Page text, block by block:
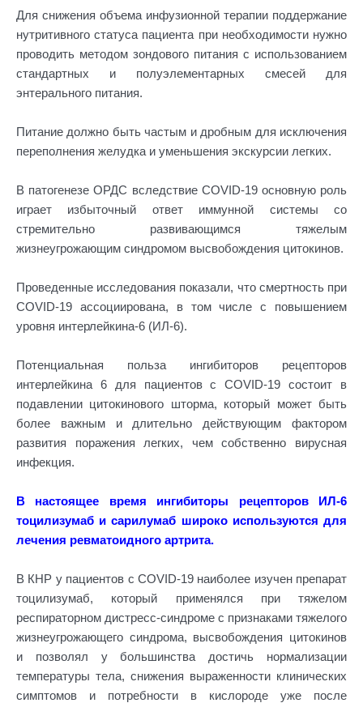
Для снижения объема инфузионной терапии поддержание
нутритивного статуса пациента при необходимости нужно
проводить методом зондового питания с использованием
стандартных и полуэлементарных смесей для
энтерального питания.
Питание должно быть частым и дробным для исключения
переполнения желудка и уменьшения экскурсии легких.
В патогенезе ОРДС вследствие COVID-19 основную роль
играет избыточный ответ иммунной системы со
стремительно развивающимся тяжелым
жизнеугрожающим синдромом высвобождения цитокинов.
Проведенные исследования показали, что смертность при
COVID-19 ассоциирована, в том числе с повышением
уровня интерлейкина-6 (ИЛ-6).
Потенциальная польза ингибиторов рецепторов
интерлейкина 6 для пациентов с COVID-19 состоит в
подавлении цитокинового шторма, который может быть
более важным и длительно действующим фактором
развития поражения легких, чем собственно вирусная
инфекция.
В настоящее время ингибиторы рецепторов ИЛ-6
тоцилизумаб и сарилумаб широко используются для
лечения ревматоидного артрита.
В КНР у пациентов с COVID-19 наиболее изучен препарат
тоцилизумаб, который применялся при тяжелом
респираторном дистресс-синдроме с признаками тяжелого
жизнеугрожающего синдрома, высвобождения цитокинов
и позволял у большинства достичь нормализации
температуры тела, снижения выраженности клинических
симптомов и потребности в кислороде уже после